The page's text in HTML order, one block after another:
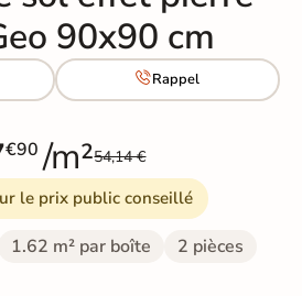
90x90 cm
Rappel
€90 /m²54,14 €
le prix public conseillé
1.62 m² par boîte 2 pièces